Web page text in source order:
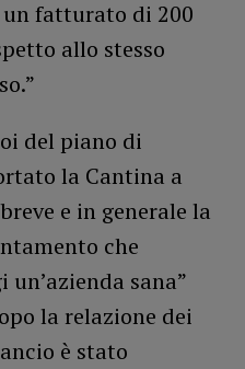
fatturato di 200
allo stesso
del piano di
la Cantina a
e in generale la
che
un’azienda sana”
la relazione dei
è stato